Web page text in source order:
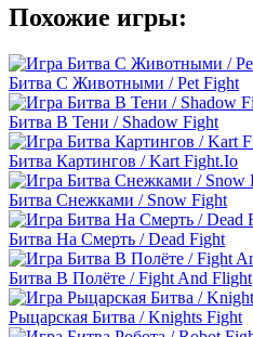
Похожие игры:
Битва С Животными / Pet Fight
Битва В Тени / Shadow Fight
Битва Картингов / Kart Fight.Io
Битва Снежками / Snow Fight
Битва На Смерть / Dead Fight
Битва В Полёте / Fight And Flight
Рыцарская Битва / Knights Fight